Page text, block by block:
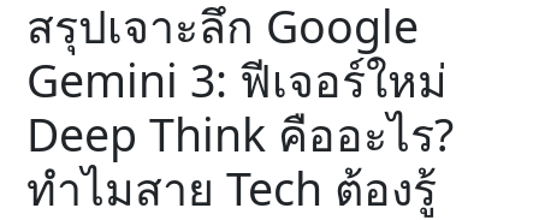
สรุปเจาะลึก Google
Gemini 3: ฟีเจอร์ใหม่
Deep Think คืออะไร?
ทำไมสาย Tech ต้องรู้